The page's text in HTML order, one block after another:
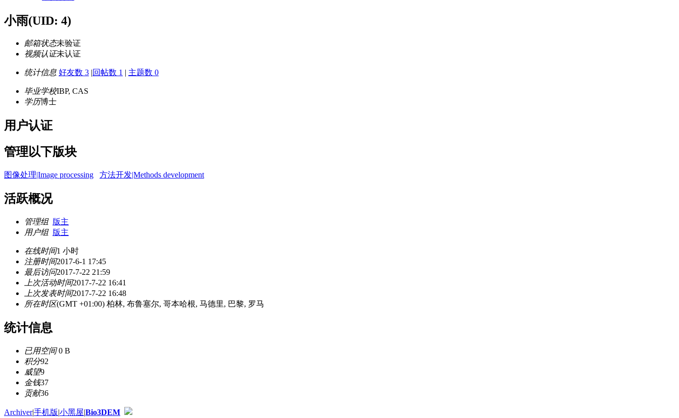
小雨(UID: 4)
邮箱状态未验证
视频认证未认证
统计信息 好友数 3 |回帖数 1 | 主题数 0
毕业学校IBP, CAS
学历博士
用户认证
管理以下版块
图像处理|Image processing 方法开发|Methods development
活跃概况
管理组 版主
用户组 版主
在线时间1 小时
注册时间2017-6-1 17:45
最后访问2017-7-22 21:59
上次活动时间2017-7-22 16:41
上次发表时间2017-7-22 16:48
所在时区(GMT +01:00) 柏林, 布鲁塞尔, 哥本哈根, 马德里, 巴黎, 罗马
统计信息
已用空间0 B
积分92
威望9
金钱37
贡献36
Archiver|手机版|小黑屋|Bio3DEM